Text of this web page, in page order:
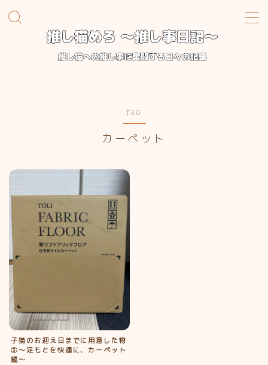
MENU
プロフィール
お問い合わせ
TAG
カーペット
子猫のお迎え日までに用意した物
③〜足もとを快適に、カーペット
編〜